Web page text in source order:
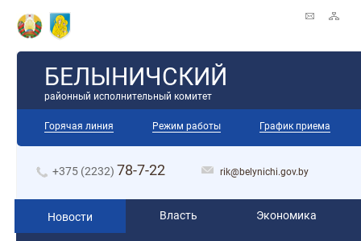
БЕЛЫНИЧСКИЙ
районный исполнительный комитет
Горячая линия Режим работы График приема
+375 (2232) 78-7-22 rik@belynichi.gov.by
Новости Власть Экономика